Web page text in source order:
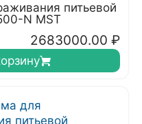
питьевой
N MST
2683000.00 ₽